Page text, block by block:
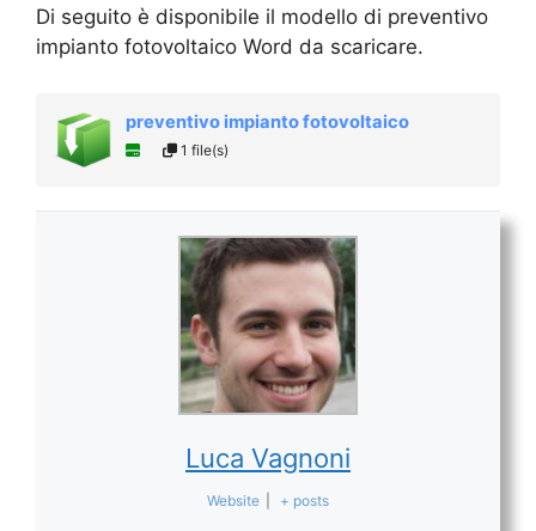
Di seguito è disponibile il modello di preventivo
impianto fotovoltaico Word da scaricare.
preventivo impianto fotovoltaico
1 file(s)
Luca Vagnoni
Website + posts